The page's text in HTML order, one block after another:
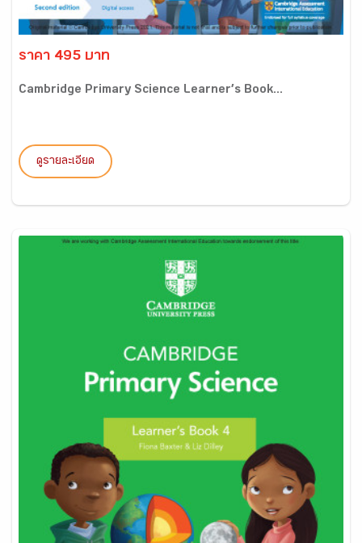
ราคา 495 บาท
Cambridge Primary Science Learner’s Book...
ดูรายละเอียด